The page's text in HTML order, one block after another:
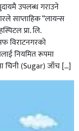
उपलब्ध गराउने
साप्ताहिक “लायन्स
प्रा. लि.
विराटनगरको
नियमित रूपमा
चिनी (Sugar) जाँच […]